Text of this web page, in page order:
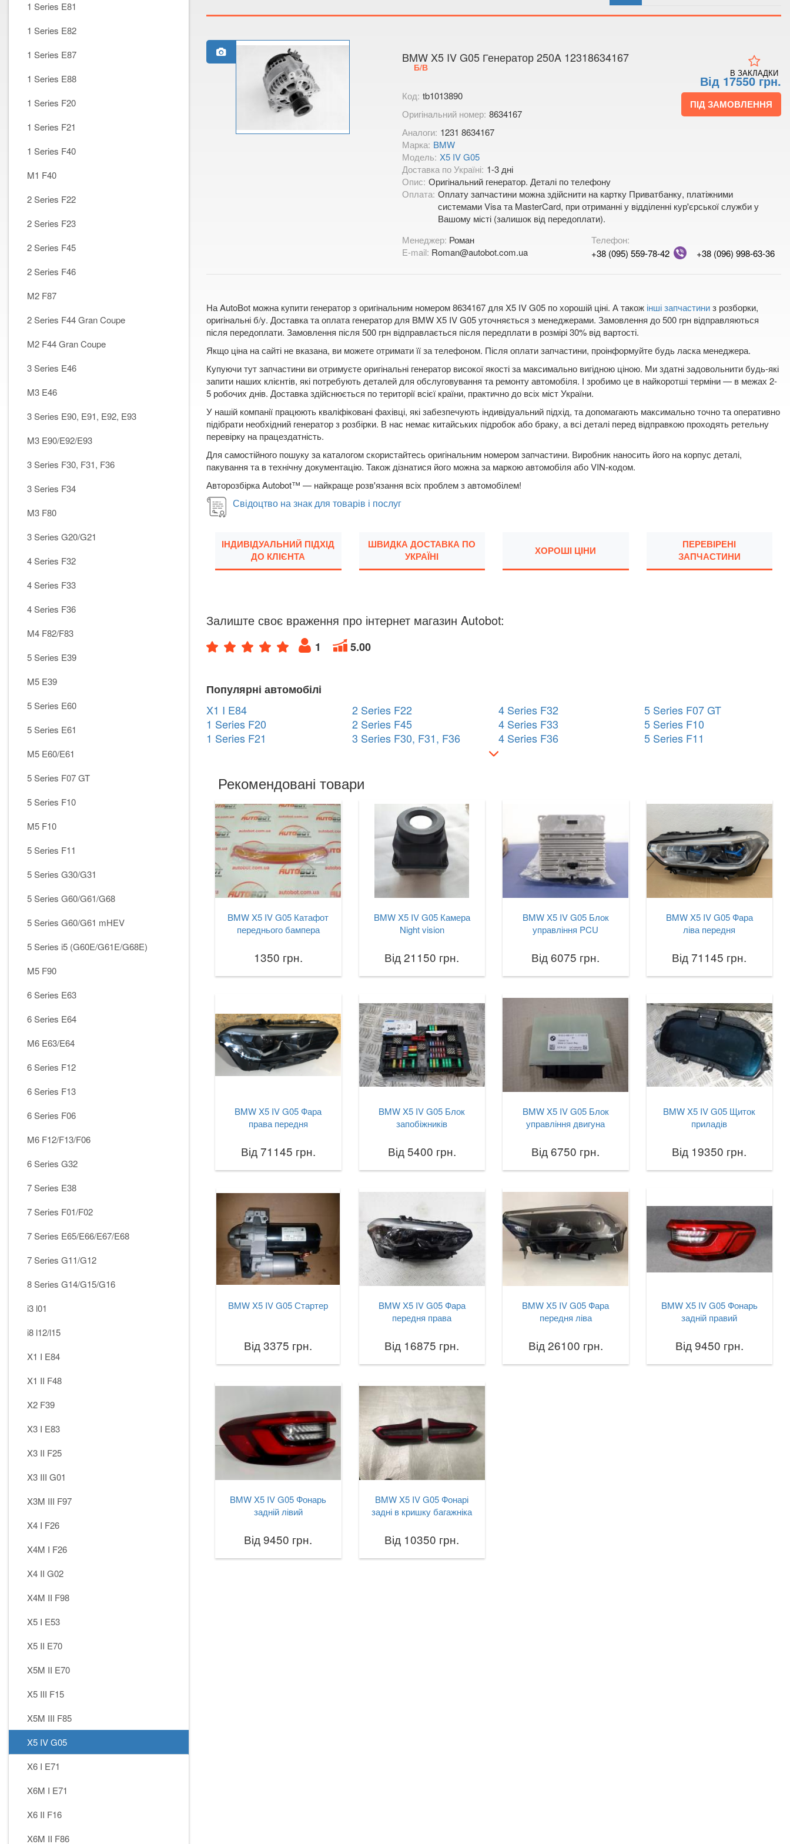
1 Series E81
1 Series E82
1 Series E87
1 Series E88
1 Series F20
1 Series F21
1 Series F40
M1 F40
2 Series F22
2 Series F23
2 Series F45
2 Series F46
M2 F87
2 Series F44 Gran Coupe
M2 F44 Gran Coupe
3 Series E46
M3 E46
3 Series E90, E91, E92, E93
M3 E90/E92/E93
3 Series F30, F31, F36
3 Series F34
M3 F80
3 Series G20/G21
4 Series F32
4 Series F33
4 Series F36
M4 F82/F83
5 Series E39
M5 E39
5 Series E60
5 Series E61
M5 E60/E61
5 Series F07 GT
5 Series F10
M5 F10
5 Series F11
5 Series G30/G31
5 Series G60/G61/G68
5 Series G60/G61 mHEV
5 Series i5 (G60E/G61E/G68E)
M5 F90
6 Series E63
6 Series E64
M6 E63/E64
6 Series F12
6 Series F13
6 Series F06
M6 F12/F13/F06
6 Series G32
7 Series E38
7 Series F01/F02
7 Series E65/E66/E67/E68
7 Series G11/G12
8 Series G14/G15/G16
i3 l01
i8 l12/l15
X1 I E84
X1 II F48
X2 F39
X3 I E83
X3 II F25
X3 III G01
X3M III F97
X4 I F26
X4M I F26
X4 II G02
X4M II F98
X5 I E53
X5 II E70
X5M II E70
X5 III F15
X5M III F85
X5 IV G05
X6 I E71
X6M I E71
X6 II F16
X6M II F86
BMW X5 IV G05 Генератор 250A 12318634167
Б/В
Від 17550 грн.
ПІД ЗАМОВЛЕННЯ
В ЗАКЛАДКИ
Код: tb1013890
Оригінальний номер: 8634167
Аналоги: 1231 8634167
Марка: BMW
Модель: X5 IV G05
Доставка по Україні: 1-3 дні
Опис: Оригінальний генератор. Деталі по телефону
Оплата: Оплату запчастини можна здійснити на картку Приватбанку, платіжними
системами Visa та MasterCard, при отриманні у відділенні кур'єрської служби у
Вашому місті (залишок від передоплати).
Менеджер: Роман
E-mail: Roman@autobot.com.ua
Телефон:
+38 (095) 559-78-42
+38 (096) 998-63-36
На AutoBot можна купити генератор з оригінальним номером 8634167 для X5 IV G05 по хорошій ціні. А також інші запчастиниз розборки,
оригінальні б/у. Доставка та оплата генератор для BMW X5 IV G05 уточняється з менеджерами. Замовлення до 500 грн відправляються
після передоплати. Замовлення після 500 грн відправлається після передплати в розмірі 30% від вартості.
Якщо ціна на сайті не вказана, ви можете отримати її за телефоном. Після оплати запчастини, проінформуйте будь ласка менеджера.
Купуючи тут запчастини ви отримуєте оригінальні генератор високої якості за максимально вигідною ціною. Ми здатні задовольнити будь-які
запити наших клієнтів, які потребують деталей для обслуговування та ремонту автомобіля. І зробимо це в найкоротші терміни — в межах 2-
5 робочих днів. Доставка здійснюється по території всієї країни, практично до всіх міст України.
У нашій компанії працюють кваліфіковані фахівці, які забезпечують індивідуальний підхід, та допомагають максимально точно та оперативно
підібрати необхідний генератор з розбірки. В нас немає китайських підробок або браку, а всі деталі перед відправкою проходять ретельну
перевірку на працездатність.
Для самостійного пошуку за каталогом скористайтесь оригінальним номером запчастини. Виробник наносить його на корпус деталі,
пакування та в технічну документацію. Також дізнатися його можна за маркою автомобіля або VIN-кодом.
Авторозбірка Autobot™ — найкраще розв'язання всіх проблем з автомобілем!
Свідоцтво на знак для товарів і послуг
ІНДИВІДУАЛЬНИЙ ПІДХІД
ДО КЛІЄНТА
ШВИДКА ДОСТАВКА ПО
УКРАЇНІ
ХОРОШІ ЦІНИ
ПЕРЕВІРЕНІ
ЗАПЧАСТИНИ
Залиште своє враження про інтернет магазин Autobot:
1 5.00
Популярні автомобілі
X1 I E84
1 Series F20
1 Series F21
2 Series F22
2 Series F45
3 Series F30, F31, F36
4 Series F32
4 Series F33
4 Series F36
5 Series F07 GT
5 Series F10
5 Series F11
Показати на мапі
Рекомендовані товари
BMW X5 IV G05 Катафот
переднього бампера
1350 грн.
BMW X5 IV G05 Камера
Night vision
Від 21150 грн.
BMW X5 IV G05 Блок
управління PCU
Від 6075 грн.
BMW X5 IV G05 Фара
ліва передня
Від 71145 грн.
BMW X5 IV G05 Фара
права передня
Від 71145 грн.
BMW X5 IV G05 Блок
запобіжників
Від 5400 грн.
BMW X5 IV G05 Блок
управління двигуна
Від 6750 грн.
BMW X5 IV G05 Щиток
приладів
Від 19350 грн.
BMW X5 IV G05 Стартер
Від 3375 грн.
BMW X5 IV G05 Фара
передня права
Від 16875 грн.
BMW X5 IV G05 Фара
передня ліва
Від 26100 грн.
BMW X5 IV G05 Фонарь
задній правий
Від 9450 грн.
BMW X5 IV G05 Фонарь
задній лівий
Від 9450 грн.
BMW X5 IV G05 Фонарі
задні в кришку багажніка
Від 10350 грн.